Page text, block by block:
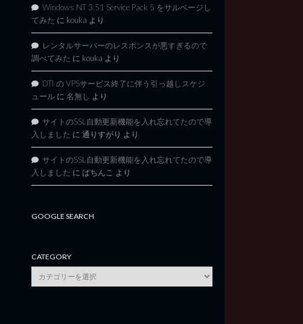
Windows NT 3.51 Service Pack 5 をサルベージし
てみた に kouka より
レンタルサーバーのレスポンスが悪すぎるので
調べてみた に kouka より
DTI の VPSサービス終了に伴う引っ越しスケジ
ュール に 名無し より
サイトのSSL自動更新機能を入れ忘れてたので導
入しました に 通りすがり より
サイトのSSL自動更新機能を入れ忘れてたので導
入しました に ぱちんこ より
GOOGLE SEARCH
CATEGORY
category